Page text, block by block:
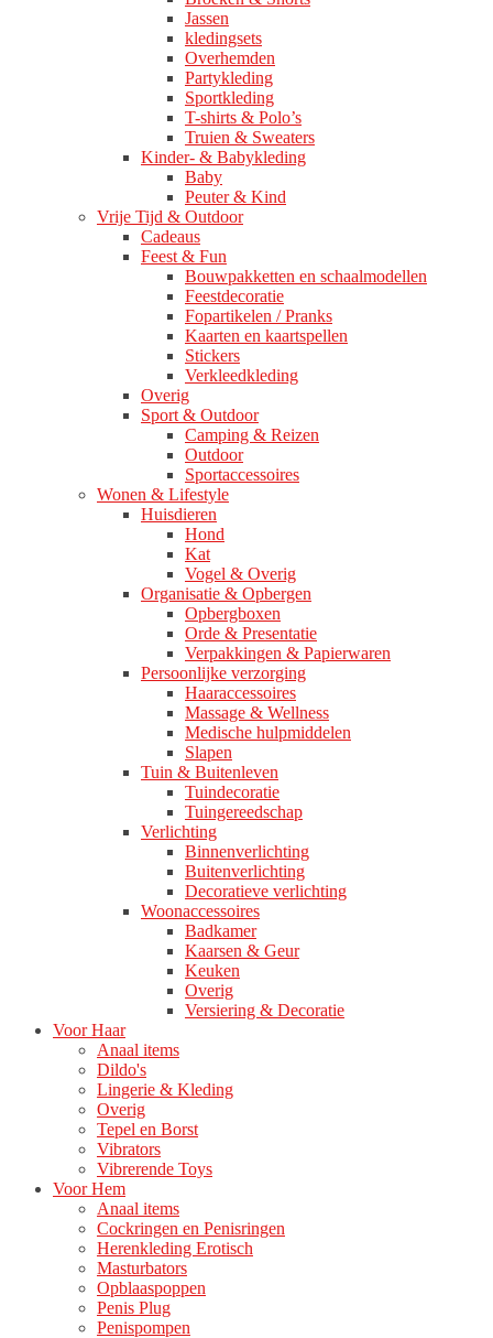
Jassen
kledingsets
Overhemden
Partykleding
Sportkleding
T-shirts & Polo’s
Truien & Sweaters
Kinder- & Babykleding
Baby
Peuter & Kind
Vrije Tijd & Outdoor
Cadeaus
Feest & Fun
Bouwpakketten en schaalmodellen
Feestdecoratie
Fopartikelen / Pranks
Kaarten en kaartspellen
Stickers
Verkleedkleding
Overig
Sport & Outdoor
Camping & Reizen
Outdoor
Sportaccessoires
Wonen & Lifestyle
Huisdieren
Hond
Kat
Vogel & Overig
Organisatie & Opbergen
Opbergboxen
Orde & Presentatie
Verpakkingen & Papierwaren
Persoonlijke verzorging
Haaraccessoires
Massage & Wellness
Medische hulpmiddelen
Slapen
Tuin & Buitenleven
Tuindecoratie
Tuingereedschap
Verlichting
Binnenverlichting
Buitenverlichting
Decoratieve verlichting
Woonaccessoires
Badkamer
Kaarsen & Geur
Keuken
Overig
Versiering & Decoratie
Voor Haar
Anaal items
Dildo's
Lingerie & Kleding
Overig
Tepel en Borst
Vibrators
Vibrerende Toys
Voor Hem
Anaal items
Cockringen en Penisringen
Herenkleding Erotisch
Masturbators
Opblaaspoppen
Penis Plug
Penispompen